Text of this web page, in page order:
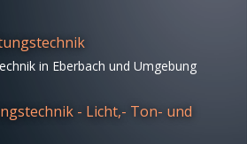
in Eberbach und Umgebung
- Licht,- Ton- und